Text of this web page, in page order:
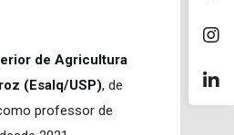
de Agricultura
(Esalq/USP), de
professor de